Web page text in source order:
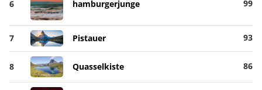
6 hamburgerjunge 99
7 Pistauer 93
8 Quasselkiste 86